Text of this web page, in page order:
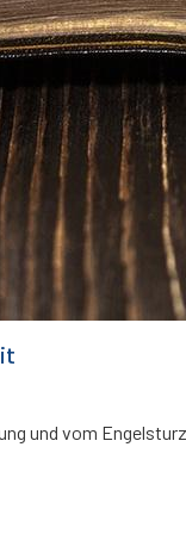
und vom Engelsturz